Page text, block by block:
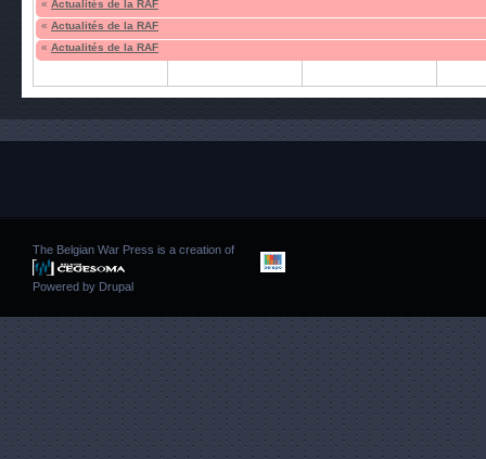
« Actualités de la RAF
« Actualités de la RAF
« Actualités de la RAF
The Belgian War Press is a creation of
Powered by Drupal